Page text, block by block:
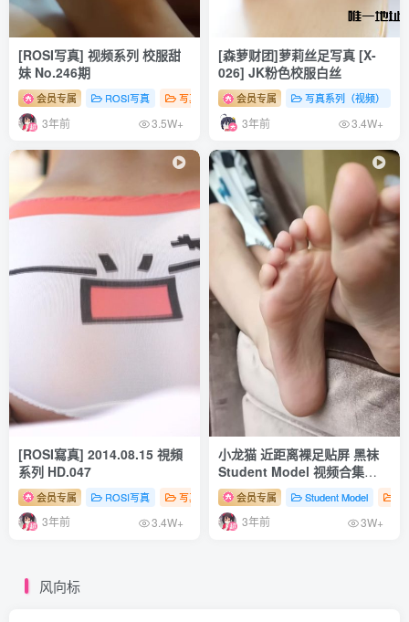
rioko凉凉子 – NO.109 雪女兔女郎 [48P6V-818MB]
[1.16更1]
rioko凉凉子 – NO.108 魅魔x恋乃夜舞[40P-581.4M]
[1.12更1]
rioko凉凉子 – NO.107 人妻的一天-下班篇 [30P3V-699MB]
rioko凉凉子 NO.106 女上司-单人版[55P+13V-1.03G]
rioko凉凉子 NO.105 &面饼仙儿-女上司-双人版[41P+1V-
rioko凉凉子 NO.104 圣诞节兔子[30P+12V-938.8M]
[11.17更1]
rioko凉凉子 NO.103 杀生院膝皮女仆[41P+4V-1.55G]
rioko凉凉子 NO.102 &刺青Poi-奥古斯特女仆(铁血猫猫)
[ROSI写真] 视频系列 校服甜
妹 No.246期
会员专属 ROSI写真 写真系列（视频） # 性感 # 足控 # 少女
3年前 3.5W+
[森萝财团]萝莉丝足写真 [X-
026] JK粉色校服白丝
会员专属 写真系列（视频）
3年前 3.4W+
[ROSI寫真] 2014.08.15 視頻
系列 HD.047
会员专属 ROSI写真 写真系列（视频） # 性感 # 足控 # 丝袜
3年前 3.4W+
小龙猫 近距离裸足贴屏 黑袜
Student Model 视频合集
NO.12会员专属 Student Model
3年前 3W+
风向标